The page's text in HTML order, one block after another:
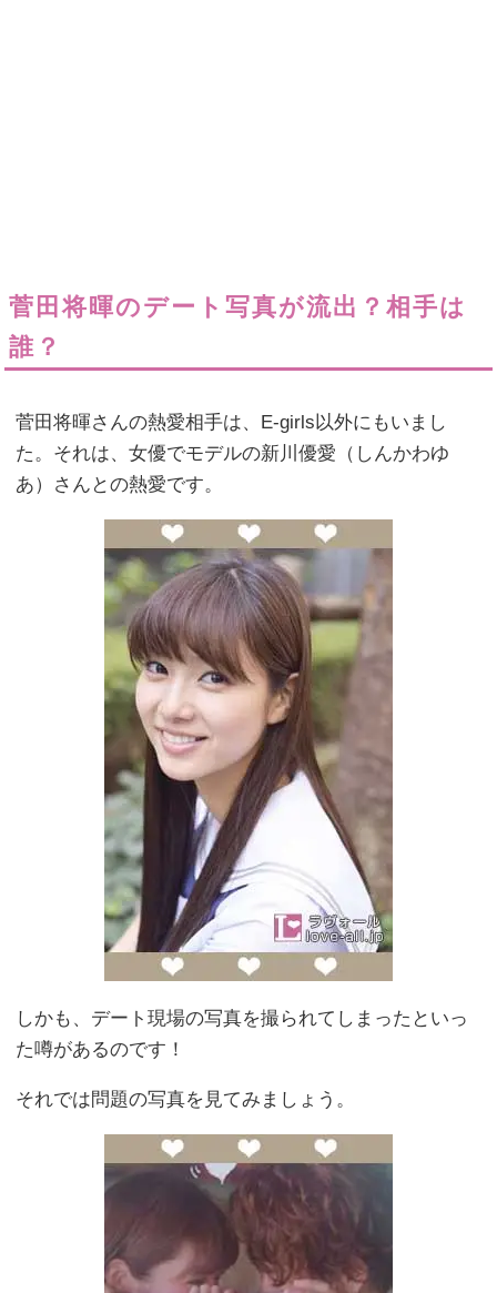
菅田将暉のデート写真が流出？相手は
誰？
菅田将暉さんの熱愛相手は、E-girls以外にもいまし
た。それは、女優でモデルの新川優愛（しんかわゆ
あ）さんとの熱愛です。
しかも、デート現場の写真を撮られてしまったといっ
た噂があるのです！
それでは問題の写真を見てみましょう。